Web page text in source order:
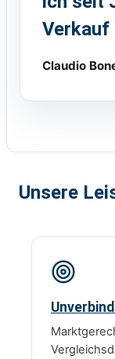
Verkauf
Claudio
Unsere